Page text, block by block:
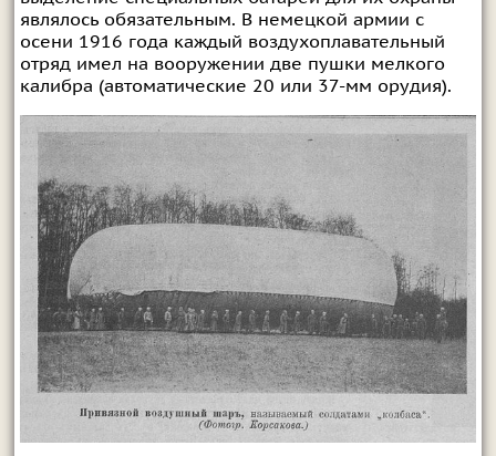
являлось обязательным. В немецкой армии с
осени 1916 года каждый воздухоплавательный
отряд имел на вооружении две пушки мелкого
калибра (автоматические 20 или 37-мм орудия).